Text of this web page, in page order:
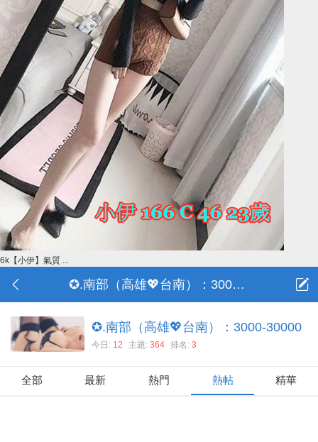
6k【小伊】氣質 ...
✪.南部（高雄💖台南）：3000-30000
✪.南部（高雄💖台南）：3000-30000
今日: 12 主題:364 排名:3
全部 最新 熱門 熱帖 精華